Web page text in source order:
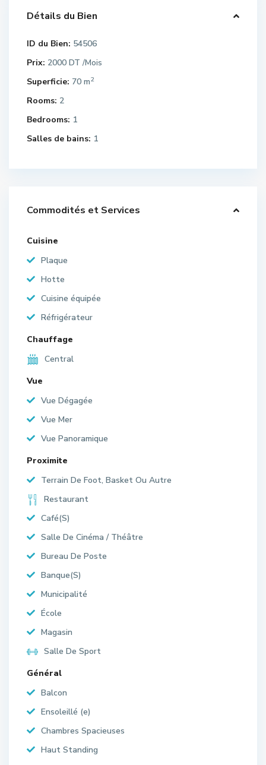
Détails du Bien
ID du Bien: 54506
Prix: 2000 DT /Mois
Superficie: 70 m2
Rooms: 2
Bedrooms: 1
Salles de bains: 1
Commodités et Services
Cuisine
Plaque
Hotte
Cuisine équipée
Réfrigérateur
Chauffage
Central
Vue
Vue Dégagée
Vue Mer
Vue Panoramique
Proximite
Terrain De Foot, Basket Ou Autre
Restaurant
Café(S)
Salle De Cinéma / Théâtre
Bureau De Poste
Banque(S)
Municipalité
École
Magasin
Salle De Sport
Général
Balcon
Ensoleillé (e)
Chambres Spacieuses
Haut Standing